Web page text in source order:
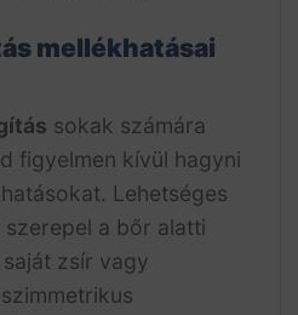
mellékhatásai
sokak számára
figyelmen kívül hagyni
Lehetséges
a bőr alatti
zsír vagy